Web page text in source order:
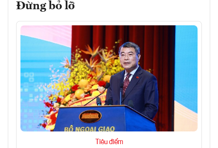
Đừng bỏ lỡ
Tiêu điểm